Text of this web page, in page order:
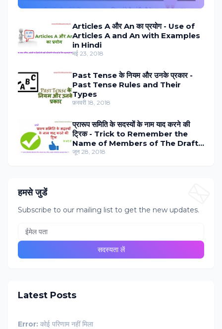
Articles A और An का प्रयोग - Use of
Articles A and An with Examples
in Hindi
मई 23, 2018
Past Tense के नियम और उनके प्रकार -
Past Tense Rules and Their
Types
फ़रवरी 18, 2018
प्रारूप समिति के सदस्‍यों के नाम याद करने की
ट्रिक - Trick to Remember the
Name of Members of The Draft
Committee in Hindi
जून 28, 2018
हमसे जुडें
Subscribe to our mailing list to get the new updates.
Latest Posts
Error: कोई परिणाम नहीं मिला